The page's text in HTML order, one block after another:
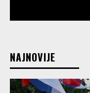
NAJNOVIJE